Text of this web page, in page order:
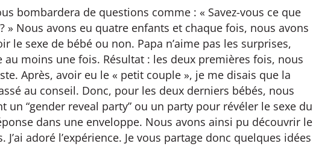
bombardera de questions comme : « Savez-vous ce que
» Nous avons eu quatre enfants et chaque fois, nous avons
le sexe de bébé ou non. Papa n’aime pas les surprises,
moins une fois. Résultat : les deux premières fois, nous
Après, avoir eu le « petit couple », je me disais que la
au conseil. Donc, pour les deux derniers bébés, nous
“gender reveal party” ou un party pour révéler le sexe du
dans une enveloppe. Nous avons ainsi pu découvrir le
adoré l’expérience. Je vous partage donc quelques idées